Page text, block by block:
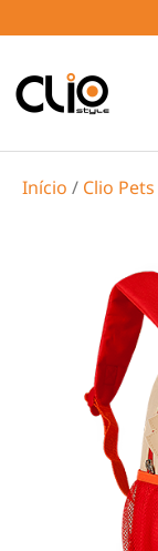
Início / Clio Pets